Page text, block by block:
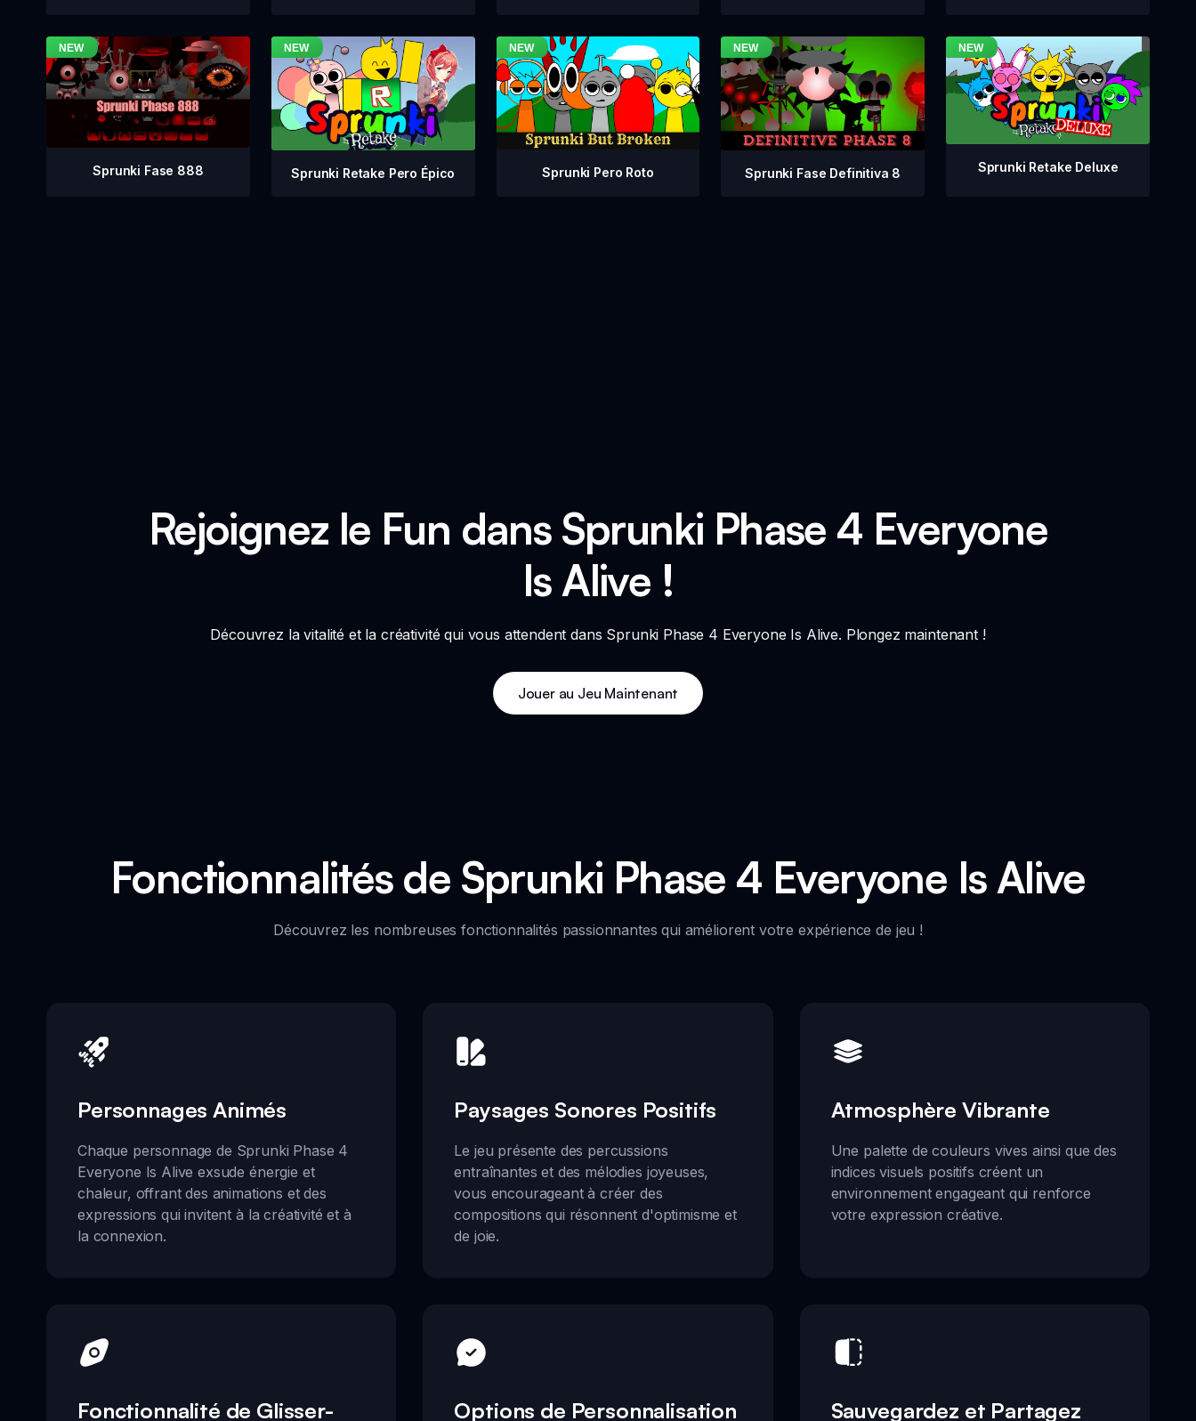
Sprunki Fase 888 Sprunki Retake Pero Épico Sprunki Pero Roto Sprunki Fase Definitiva 8 Sprunki Retake Deluxe
Rejoignez le Fun dans Sprunki Phase 4 Everyone
Is Alive !
Découvrez la vitalité et la créativité qui vous attendent dans Sprunki Phase 4 Everyone Is Alive. Plongez maintenant !
Jouer au Jeu Maintenant
Fonctionnalités de Sprunki Phase 4 Everyone Is Alive
Découvrez les nombreuses fonctionnalités passionnantes qui améliorent votre expérience de jeu !
Personnages Animés
Chaque personnage de Sprunki Phase 4
Everyone Is Alive exsude énergie et
chaleur, offrant des animations et des
expressions qui invitent à la créativité et à
la connexion.
Paysages Sonores Positifs
Le jeu présente des percussions
entraînantes et des mélodies joyeuses,
vous encourageant à créer des
compositions qui résonnent d'optimisme et
de joie.
Atmosphère Vibrante
Une palette de couleurs vives ainsi que des
indices visuels positifs créent un
environnement engageant qui renforce
votre expression créative.
Fonctionnalité de Glisser- Options de Personnalisation Sauvegardez et Partagez